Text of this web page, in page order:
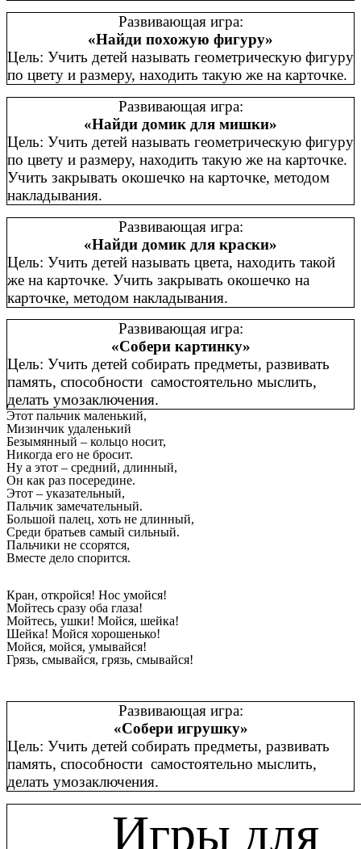
Развивающая игра:
«Найди похожую фигуру»
Цель: Учить детей называть геометрическую фигуру
по цвету и размеру, находить такую же на карточке.
Развивающая игра:
«Найди домик для мишки»
Цель: Учить детей называть геометрическую фигуру
по цвету и размеру, находить такую же на карточке.
Учить закрывать окошечко на карточке, методом
накладывания.
Развивающая игра:
«Найди домик для краски»
Цель: Учить детей называть цвета, находить такой
же на карточке. Учить закрывать окошечко на
карточке, методом накладывания.
Развивающая игра:
«Собери картинку»
Цель: Учить детей собирать предметы, развивать
память, способности самостоятельно мыслить,
делать умозаключения.
Этот пальчик маленький,
Мизинчик удаленький
Безымянный – кольцо носит,
Никогда его не бросит.
Ну а этот – средний, длинный,
Он как раз посередине.
Этот – указательный,
Пальчик замечательный.
Большой палец, хоть не длинный,
Среди братьев самый сильный.
Пальчики не ссорятся,
Вместе дело спорится.
Кран, откройся! Нос умойся!
Мойтесь сразу оба глаза!
Мойтесь, ушки! Мойся, шейка!
Шейка! Мойся хорошенько!
Мойся, мойся, умывайся!
Грязь, смывайся, грязь, смывайся!
Развивающая игра:
«Собери игрушку»
Цель: Учить детей собирать предметы, развивать
память, способности самостоятельно мыслить,
делать умозаключения.
Игры для